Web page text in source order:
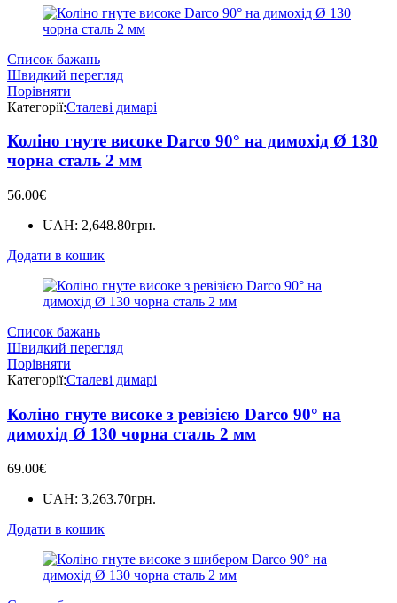
Список бажань
Швидкий перегляд
Порівняти
Категорії:Сталеві димарі
Коліно гнуте високе Darco 90° на димохід Ø 130
чорна сталь 2 мм
56.00€
UAH: 2,648.80грн.
Додати в кошик
Список бажань
Швидкий перегляд
Порівняти
Категорії:Сталеві димарі
Коліно гнуте високе з ревізією Darco 90° на
димохід Ø 130 чорна сталь 2 мм
69.00€
UAH: 3,263.70грн.
Додати в кошик